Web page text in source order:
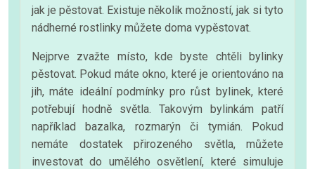
jak je pěstovat. Existuje několik možností, jak si tyto
nádherné rostlinky můžete doma vypěstovat.
Nejprve zvažte místo, kde byste chtěli bylinky
pěstovat. Pokud máte okno, které je orientováno na
jih, máte ideální podmínky pro růst bylinek, které
potřebují hodně světla. Takovým bylinkám patří
například bazalka, rozmarýn či tymián. Pokud
nemáte dostatek přirozeného světla, můžete
investovat do umělého osvětlení, které simuluje